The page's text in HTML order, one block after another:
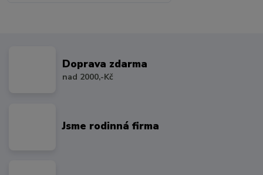
Doprava zdarma
nad 2000,-Kč
Jsme rodinná firma